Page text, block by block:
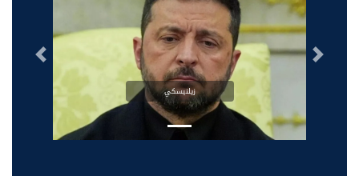
زيلنيسكي
التالى السابق